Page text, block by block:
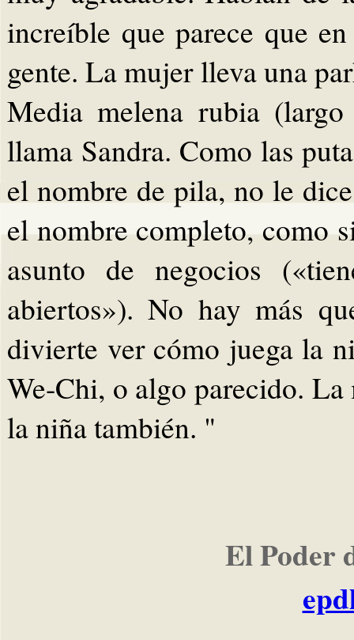
increíble que parece que
gente. La mujer lleva una
Media melena rubia
llama Sandra. Como las
el nombre de pila, no le
el nombre completo, como
asunto de negocios
abiertos»). No hay más
divierte ver cómo juega la
We-Chi, o algo parecido.
la niña también. "
El Poder